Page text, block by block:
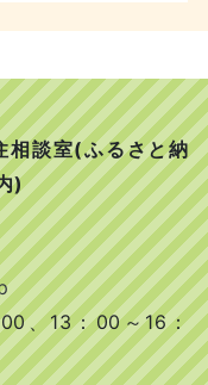
相談室(ふるさと納
)
、13：00～16：